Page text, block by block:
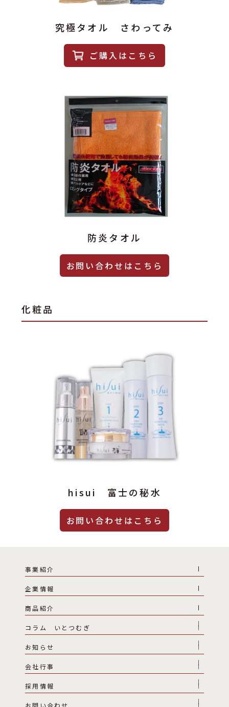
究極タオル さわってみ
ご購入はこちら
防炎タオル
お問い合わせはこちら
化粧品
hisui 富士の秘水
お問い合わせはこちら
事業紹介
企業情報
商品紹介
コラム いとつむぎ
お知らせ
会社行事
採用情報
お問い合わせ